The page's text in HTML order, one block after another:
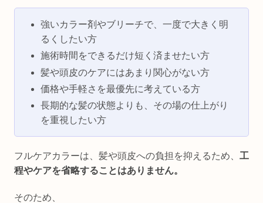
強いカラー剤やブリーチで、一度で大きく明
るくしたい方
施術時間をできるだけ短く済ませたい方
髪や頭皮のケアにはあまり関心がない方
価格や手軽さを最優先に考えている方
長期的な髪の状態よりも、その場の仕上がり
を重視したい方
フルケアカラーは、髪や頭皮への負担を抑えるため、 工
程やケアを省略することはありません。
そのため、